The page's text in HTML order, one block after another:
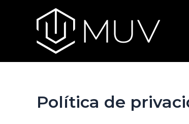
contenido
Política de